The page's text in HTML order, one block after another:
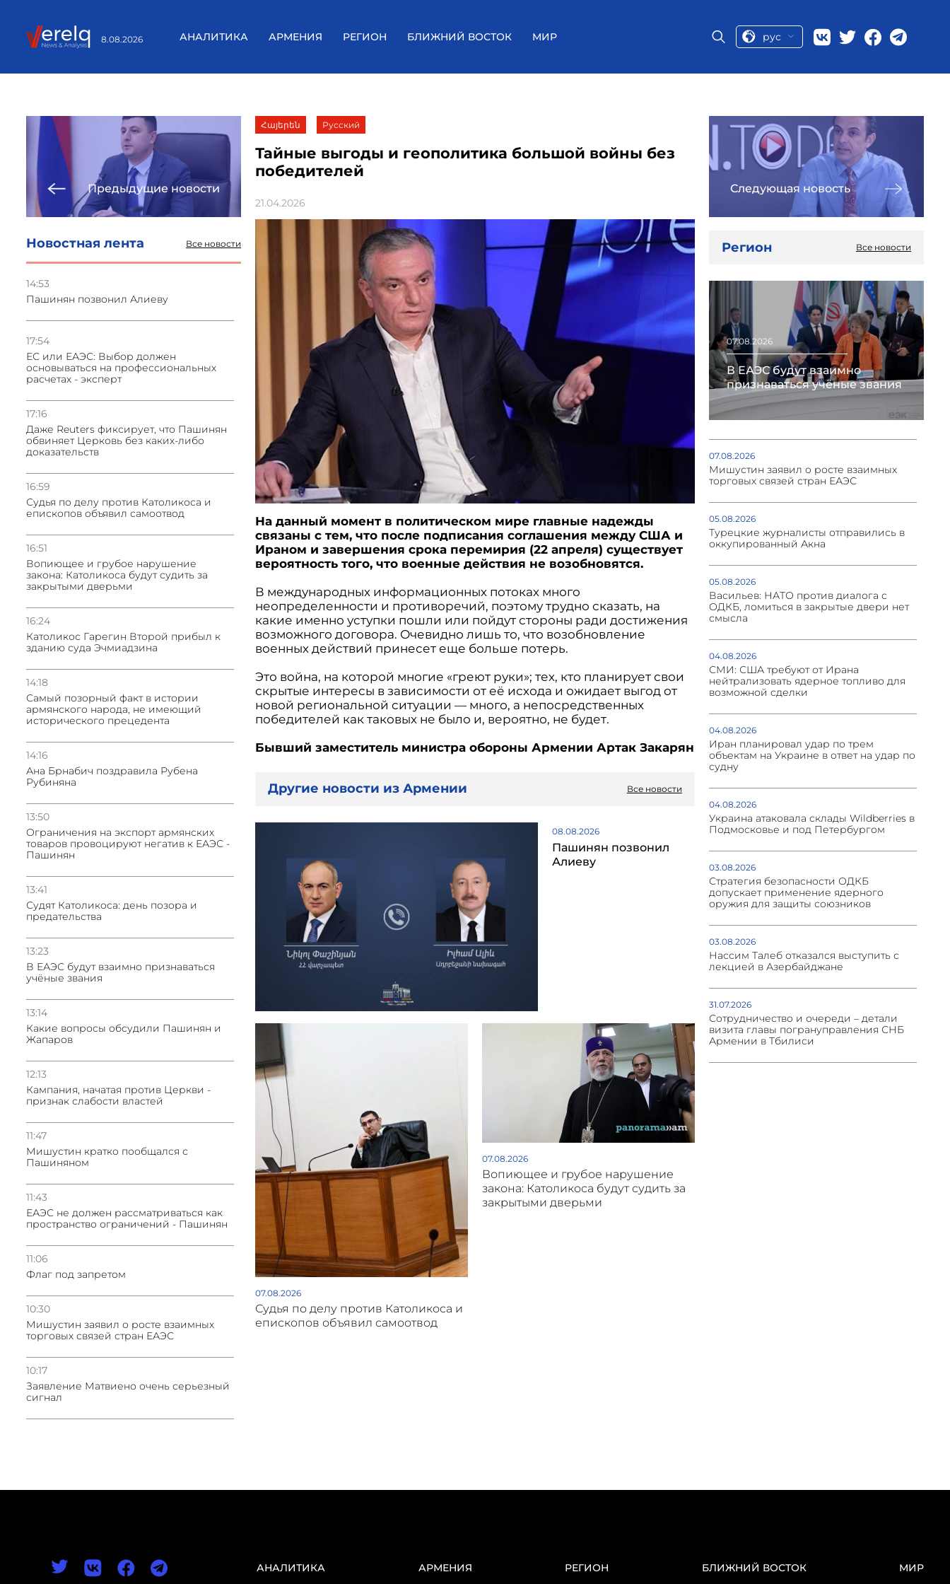
8.08.2026 АНАЛИТИКА АРМЕНИЯ РЕГИОН БЛИЖНИЙ ВОСТОК МИР рус
Предыдущие новости
Новостная лента Все новости
14:53
Пашинян позвонил Алиеву
17:54
ЕС или ЕАЭС: Выбор должен
основываться на профессиональных
расчетах - эксперт
17:16
Даже Reuters фиксирует, что Пашинян
обвиняет Церковь без каких-либо
доказательств
16:59
Судья по делу против Католикоса и
епископов объявил самоотвод
16:51
Вопиющее и грубое нарушение
закона: Католикоса будут судить за
закрытыми дверьми
16:24
Католикос Гарегин Второй прибыл к
зданию суда Эчмиадзина
14:18
Самый позорный факт в истории
армянского народа, не имеющий
исторического прецедента
14:16
Ана Брнабич поздравила Рубена
Рубиняна
13:50
Oграничения на экспорт армянских
товаров провоцируют негатив к ЕАЭС -
Пашинян
13:41
Судят Католикоса: день позора и
предательства
13:23
В ЕАЭС будут взаимно признаваться
учёные звания
13:14
Какие вопросы обсудили Пашинян и
Жапаров
12:13
Кампания, начатая против Церкви -
признак слабости властей
11:47
Мишустин кратко пообщался с
Пашиняном
11:43
ЕАЭС не должен рассматриваться как
пространство ограничений - Пашинян
11:06
Флаг под запретом
10:30
Мишустин заявил о росте взаимных
торговых связей стран ЕАЭС
10:17
Заявление Матвиено очень серьезный
сигнал
Հայերեն Русский
Тайные выгоды и геополитика большой войны без
победителей
21.04.2026
На данный момент в политическом мире главные надежды
связаны с тем, что после подписания соглашения между США и
Ираном и завершения срока перемирия (22 апреля) существует
вероятность того, что военные действия не возобновятся.
В международных информационных потоках много
неопределенности и противоречий, поэтому трудно сказать, на
какие именно уступки пошли или пойдут стороны ради достижения
возможного договора. Очевидно лишь то, что возобновление
военных действий принесет еще больше потерь.
Это война, на которой многие «греют руки»; тех, кто планирует свои
скрытые интересы в зависимости от её исхода и ожидает выгод от
новой региональной ситуации — много, а непосредственных
победителей как таковых не было и, вероятно, не будет.
Бывший заместитель министра обороны Армении Артак Закарян
Другие новости из Армении Все новости
08.08.2026
Пашинян позвонил
Алиеву
07.08.2026
Судья по делу против Католикоса и
епископов объявил самоотвод
07.08.2026
Вопиющее и грубое нарушение
закона: Католикоса будут судить за
закрытыми дверьми
Следующая новость
Регион Все новости
07.08.2026
В ЕАЭС будут взаимно
признаваться учёные звания
07.08.2026
Мишустин заявил о росте взаимных
торговых связей стран ЕАЭС
05.08.2026
Турецкие журналисты отправились в
оккупированный Акна
05.08.2026
Васильев: НАТО против диалога с
ОДКБ, ломиться в закрытые двери нет
смысла
04.08.2026
СМИ: США требуют от Ирана
нейтрализовать ядерное топливо для
возможной сделки
04.08.2026
Иран планировал удар по трем
объектам на Украине в ответ на удар по
судну
04.08.2026
Украина атаковала склады Wildberries в
Подмосковье и под Петербургом
03.08.2026
Стратегия безопасности ОДКБ
допускает применение ядерного
оружия для защиты союзников
03.08.2026
Нассим Талеб отказался выступить с
лекцией в Азербайджане
31.07.2026
Сотрудничество и очереди – детали
визита главы погрануправления СНБ
Армении в Тбилиси
АНАЛИТИКА АРМЕНИЯ РЕГИОН БЛИЖНИЙ ВОСТОК МИР